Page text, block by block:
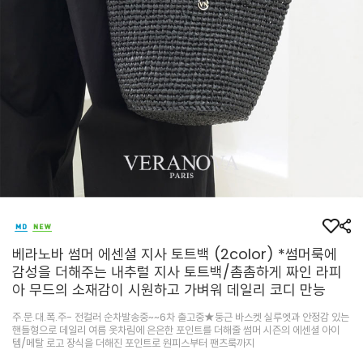
베라노바 썸머 에센셜 지사 토트백 (2color) *썸머룩에
감성을 더해주는 내추럴 지사 토트백/촘촘하게 짜인 라피
아 무드의 소재감이 시원하고 가벼워 데일리 코디 만능
주.문.대.폭.주- 전컬러 순차발송중~~6차 출고중★둥근 바스켓 실루엣과 안정감 있는
핸들형으로 데일리 여름 옷차림에 은은한 포인트를 더해줄 썸머 시즌의 에센셜 아이
템/메탈 로고 장식을 더해진 포인트로 원피스부터 팬츠룩까지